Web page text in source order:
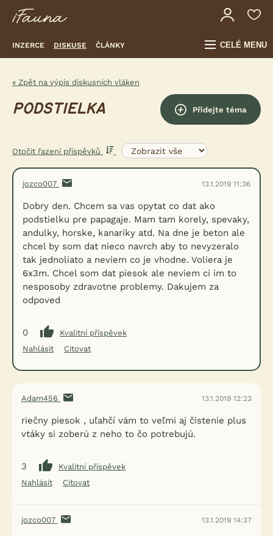
INZERCE DISKUSE ČLÁNKY CELÉ MENU
« Zpět na výpis diskusních vláken
PODSTIELKA Přidejte téma
Otočit řazení příspěvků
jozco007 13.1.2019 11:36
Dobry den. Chcem sa vas opytat co dat ako
podstielku pre papagaje. Mam tam korely, spevaky,
andulky, horske, kanariky atd. Na dne je beton ale
chcel by som dat nieco navrch aby to nevyzeralo
tak jednoliato a neviem co je vhodne. Voliera je
6x3m. Chcel som dat piesok ale neviem ci im to
nesposoby zdravotne problemy. Dakujem za
odpoved
0
Kvalitní příspěvek
Nahlásit
Citovat
Adam456 13.1.2019 12:23
riečny piesok , uľahčí vám to veľmi aj čistenie plus
vtáky si zoberú z neho to čo potrebujú.
3
Kvalitní příspěvek
Nahlásit
Citovat
jozco007 13.1.2019 14:37